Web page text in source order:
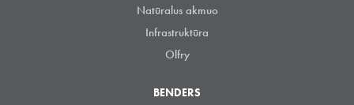
Natūralus akmuo
Infrastruktūra
Olfry
BENDERS